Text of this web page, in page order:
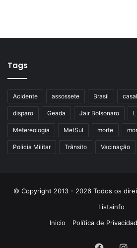
Tags
Acidente assossete Brasil casal
disparo Geada Jair Bolsonaro
Metereologia MetSul morte
Policia Militar Trânsito Vacinação
© Copyright 2013 - 2026 Todos os
Listainfo
Inicio
Política de